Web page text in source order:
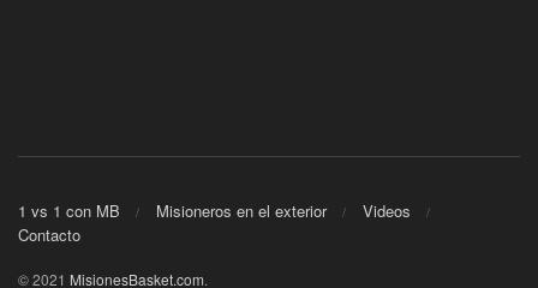
1 vs 1 con MB Misioneros en el exterior
Videos
Contacto
© 2021 MisionesBasket.com.